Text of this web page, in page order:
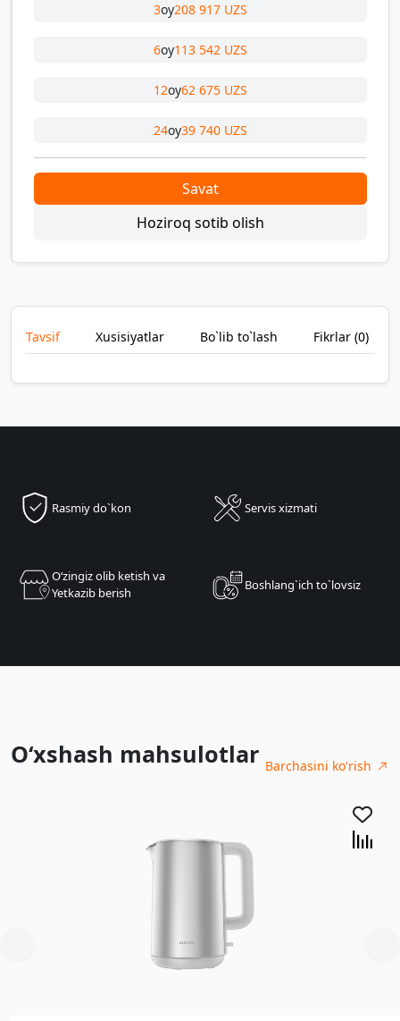
3oy208 917 UZS
6oy113 542 UZS
12oy62 675 UZS
24oy39 740 UZS
Savat
Hoziroq sotib olish
Tavsif Xusisiyatlar Bo`lib to`lash Fikrlar (0)
Rasmiy do`kon Servis xizmati
Oʻzingiz olib ketish va
Yetkazib berish
Boshlang`ich to`lovsiz
O‘xshash mahsulotlar Barchasini ko'rish